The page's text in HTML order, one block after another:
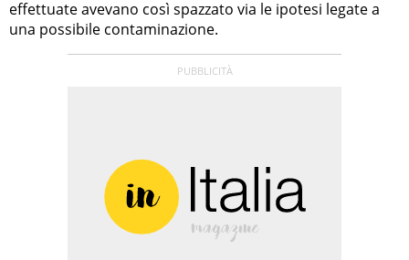
effettuate avevano così spazzato via le ipotesi legate a
una possibile contaminazione.